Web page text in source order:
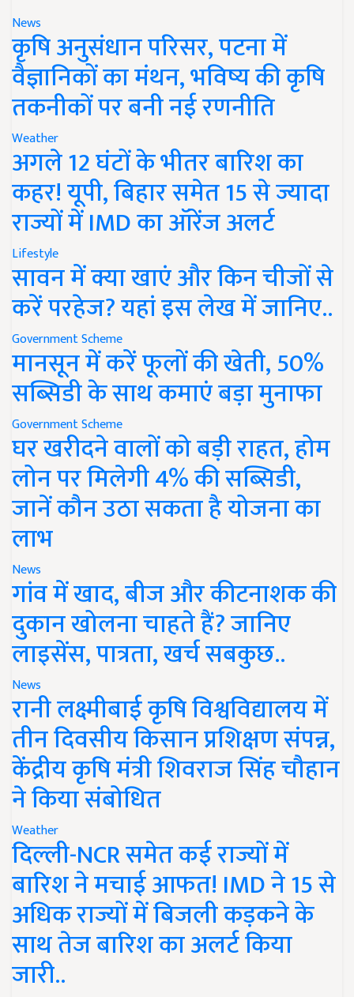
News
कृषि अनुसंधान परिसर, पटना में
वैज्ञानिकों का मंथन, भविष्य की कृषि
तकनीकों पर बनी नई रणनीति
Weather
अगले 12 घंटों के भीतर बारिश का
कहर! यूपी, बिहार समेत 15 से ज्यादा
राज्यों में IMD का ऑरेंज अलर्ट
Lifestyle
सावन में क्या खाएं और किन चीजों से
करें परहेज? यहां इस लेख में जानिए..
Government Scheme
मानसून में करें फूलों की खेती, 50%
सब्सिडी के साथ कमाएं बड़ा मुनाफा
Government Scheme
घर खरीदने वालों को बड़ी राहत, होम
लोन पर मिलेगी 4% की सब्सिडी,
जानें कौन उठा सकता है योजना का
लाभ
News
गांव में खाद, बीज और कीटनाशक की
दुकान खोलना चाहते हैं? जानिए
लाइसेंस, पात्रता, खर्च सबकुछ..
News
रानी लक्ष्मीबाई कृषि विश्वविद्यालय में
तीन दिवसीय किसान प्रशिक्षण संपन्न,
केंद्रीय कृषि मंत्री शिवराज सिंह चौहान
ने किया संबोधित
Weather
दिल्ली-NCR समेत कई राज्यों में
बारिश ने मचाई आफत! IMD ने 15 से
अधिक राज्यों में बिजली कड़कने के
साथ तेज बारिश का अलर्ट किया
जारी..